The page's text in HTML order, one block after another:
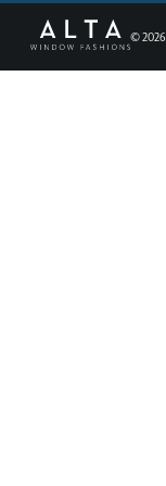
©2026